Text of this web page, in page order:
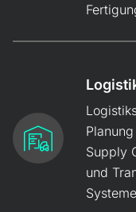
Supply
und